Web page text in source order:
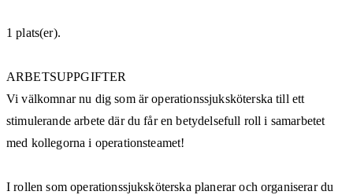
1 plats(er).
ARBETSUPPGIFTER
Vi välkomnar nu dig som är operationssjuksköterska till ett
stimulerande arbete där du får en betydelsefull roll i samarbetet
med kollegorna i operationsteamet!
I rollen som operationssjuksköterska planerar och organiserar du